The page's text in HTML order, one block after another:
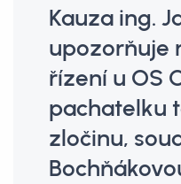
Kauza ing.
upozorňuje
řízení u OS
pachatelku
zločinu,